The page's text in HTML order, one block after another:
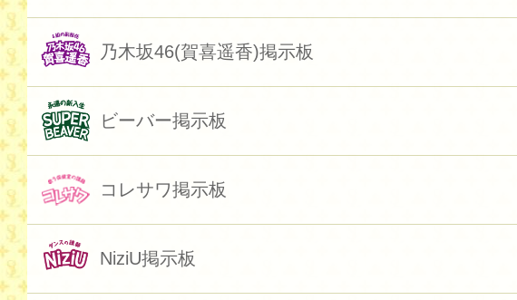
乃木坂46(賀喜遥香)掲示板
ビーバー掲示板
コレサワ掲示板
NiziU掲示板